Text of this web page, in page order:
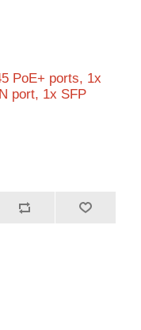
PoE+ ports, 1x
port, 1x SFP